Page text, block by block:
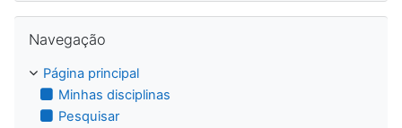
Navegação
Página principal
Minhas disciplinas
Pesquisar